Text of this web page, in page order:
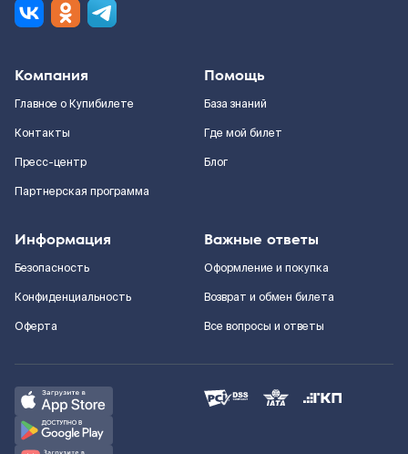
Компания
Главное о Купибилете
Контакты
Пресс-центр
Партнерская программа
Помощь
База знаний
Где мой билет
Блог
Информация
Безопасность
Конфиденциальность
Оферта
Важные ответы
Оформление и покупка
Возврат и обмен билета
Все вопросы и ответы